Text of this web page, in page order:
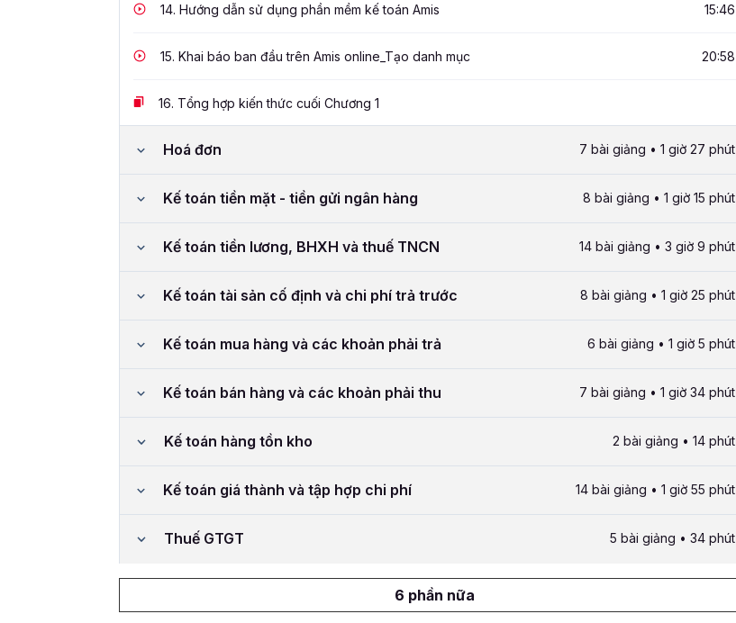
14. Hướng dẫn sử dụng phần mềm kế toán Amis 15:46
15. Khai báo ban đầu trên Amis online_Tạo danh mục 20:58
16. Tổng hợp kiến thức cuối Chương 1
Hoá đơn 7 bài giảng • 1 giờ 27 phút
Kế toán tiền mặt - tiền gửi ngân hàng 8 bài giảng • 1 giờ 15 phút
Kế toán tiền lương, BHXH và thuế TNCN 14 bài giảng • 3 giờ 9 phút
Kế toán tài sản cố định và chi phí trả trước 8 bài giảng • 1 giờ 25 phút
Kế toán mua hàng và các khoản phải trả 6 bài giảng • 1 giờ 5 phút
Kế toán bán hàng và các khoản phải thu 7 bài giảng • 1 giờ 34 phút
Kế toán hàng tồn kho 2 bài giảng • 14 phút
Kế toán giá thành và tập hợp chi phí 14 bài giảng • 1 giờ 55 phút
Thuế GTGT 5 bài giảng • 34 phút
6 phần nữa